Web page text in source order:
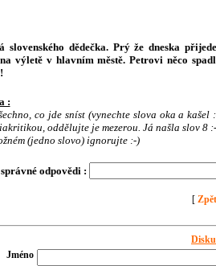
slovenského dědečka. Prý že dneska
výletě v hlavním městě. Petrovi něco
:
co jde sníst (vynechte slova oka a
oddělujte je mezerou. Já našla slov 8
(jedno slovo) ignorujte :-)
odpovědi :
[ Zpět
Jméno